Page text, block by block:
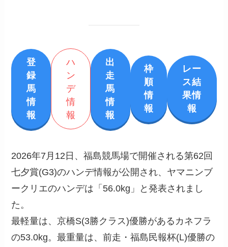
登
録
馬
情
報
ハ
ン
デ
情
報
出
走
馬
情
報
枠
順
情
報
レー
ス結
果情
報
2026年7月12日、福島競馬場で開催される第62回
七夕賞(G3)のハンデ情報が公開され、ヤマニンブ
ークリエのハンデは「56.0kg」と発表されまし
た。
最軽量は、京橋S(3勝クラス)優勝があるカネフラ
の53.0kg。最重量は、前走・福島民報杯(L)優勝の